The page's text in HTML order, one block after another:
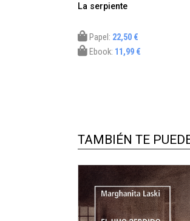
La serpiente
Papel: 22,50 €
Ebook: 11,99 €
TAMBIÉN TE